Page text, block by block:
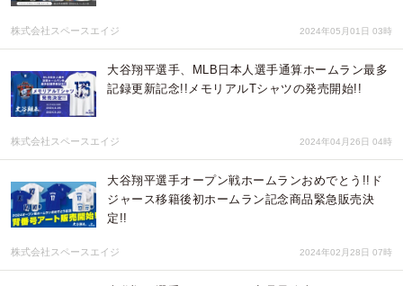
株式会社スペースエイジ 2024年05月01日 03時
大谷翔平選手、MLB日本人選手通算ホームラン最多
記録更新記念!!メモリアルTシャツの発売開始!!
株式会社スペースエイジ 2024年04月26日 04時
大谷翔平選手オープン戦ホームランおめでとう!!ド
ジャース移籍後初ホームラン記念商品緊急販売決
定!!
株式会社スペースエイジ 2024年02月28日 07時